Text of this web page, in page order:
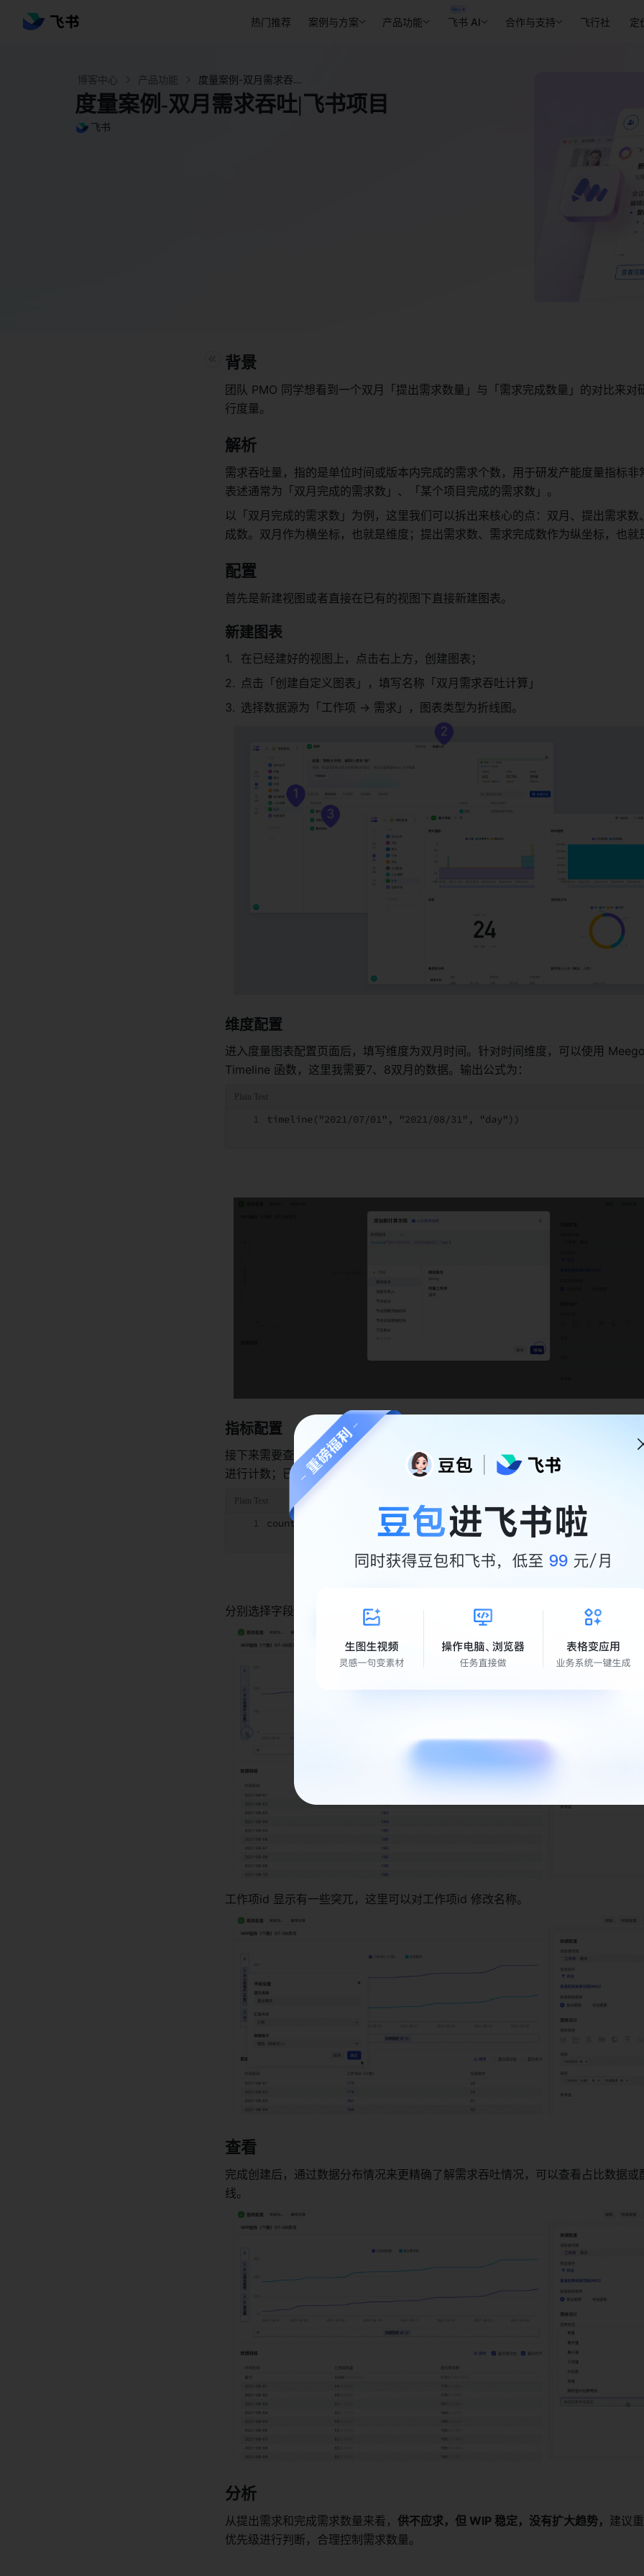
热门推荐 案例与方案 产品功能 飞书 AI 合作与支持 飞行社 定
博客中心 产品功能 度量案例-双月需求吞吐|飞书项目 - 飞书官网
度量案例-双月需求吞吐|飞书项目
飞书
背景
团队 PMO 同学想看到一个双月「提出需求数量」与「需求完成数量」的对比来对
行度量。
解析
需求吞吐量，指的是单位时间或版本内完成的需求个数，用于研发产能度量指标非
表述通常为「双月完成的需求数」、「某个项目完成的需求数」。
以「双月完成的需求数」为例，这里我们可以拆出来核心的点：双月、提出需求数
成数。双月作为横坐标，也就是维度；提出需求数、需求完成数作为纵坐标，也
配置
首先是新建视图或者直接在已有的视图下直接新建图表。
新建图表
在已经建好的视图上，点击右上方，创建图表；
点击「创建自定义图表」，填写名称「双月需求吞吐计算」
选择数据源为「工作项 → 需求」，图表类型为折线图。
维度配置
进入度量图表配置页面后，填写维度为双月时间。针对时间维度，可以使用
Timeline 函数，这里我需要7、8双月的数据。输出公式为：
timeline("2021/07/01", "2021/08/31", "day"))
指标配置
接下来需要查看提出需求数量与已经完成的需求数量，提出需求数量可以直接使用
进行计数；已经完成的需求数量需要使用到计算字段，公式如下：
countif（ISNULL(完成时间)==false,工作项id))
分别选择字段工作项id与创建计算算字段命名为「完成需求」。
工作项id 显示有一些突兀，这里可以对工作项id 修改名称。
查看
完成创建后，通过数据分布情况来更精确了解需求吞吐情况，可以查看占比数据或
线。
分析
从提出需求和完成需求数量来看， 供不应求，但 WIP 稳定，没有扩大趋势， 建议
优先级进行判断，合理控制需求数量。